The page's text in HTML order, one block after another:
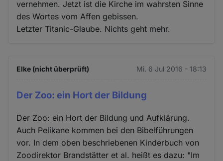
vernehmen. Jetzt ist die Kirche im wahrsten Sinne
des Wortes vom Affen gebissen.
Letzter Titanic-Glaube. Nichts geht mehr.
Elke (nicht überprüft) Mi. 6 Jul 2016 - 18:13
Der Zoo: ein Hort der Bildung
Der Zoo: ein Hort der Bildung und Aufklärung.
Auch Pelikane kommen bei den Bibelführungen
vor. In dem oben beschriebenen Kinderbuch von
Zoodirektor Brandstätter et al. heißt es dazu: "Im